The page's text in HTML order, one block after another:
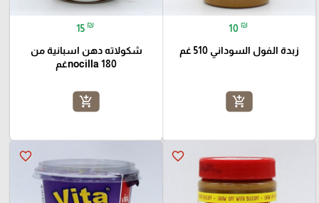
10 ₪
زبدة الفول السوداني 510 غم
add_shopping_cart
15 ₪
شكولاته دهن اسبانية من
nocilla 180غم
add_shopping_cart
favorite_border
favorite_border